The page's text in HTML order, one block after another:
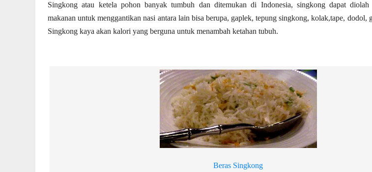
Singkong atau ketela pohon banyak tumbuh dan ditemukan di Indonesia, singkong dapat diolah
makanan untuk menggantikan nasi antara lain bisa berupa, gaplek, tepung singkong, kolak,tape, dodol,
Singkong kaya akan kalori yang berguna untuk menambah ketahan tubuh.
Beras Singkong